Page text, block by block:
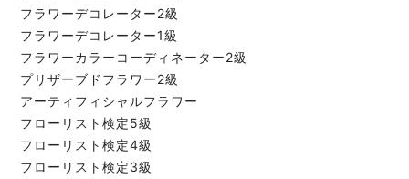
フラワーデコレーター2級
フラワーデコレーター1級
フラワーカラーコーディネーター2級
プリザーブドフラワー2級
アーティフィシャルフラワー
フローリスト検定5級
フローリスト検定4級
フローリスト検定3級